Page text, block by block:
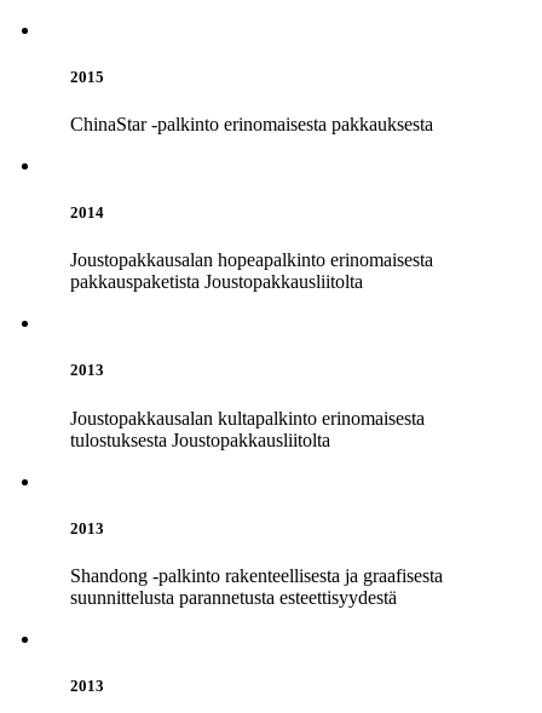
2015
ChinaStar -palkinto erinomaisesta pakkauksesta
2014
Joustopakkausalan hopeapalkinto erinomaisesta
pakkauspaketista Joustopakkausliitolta
2013
Joustopakkausalan kultapalkinto erinomaisesta
tulostuksesta Joustopakkausliitolta
2013
Shandong -palkinto rakenteellisesta ja graafisesta
suunnittelusta parannetusta esteettisyydestä
2013